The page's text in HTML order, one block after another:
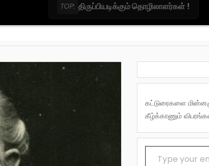
TOP: திருப்பியடிக்கும் தொழிலாளர்கள் !
கட்டுரைகளை மின்னஞ்சல் வழியே பெற விரும்புவோர்,
கீழ்க்காணும்
Type your email…